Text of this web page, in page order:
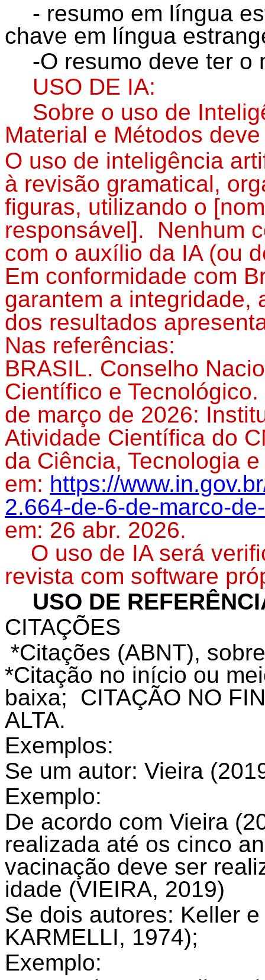
- resumo em língua
chave em língua
-O resumo deve ter o
USO DE IA:
Sobre o uso de
Material e Métodos
O uso de inteligência
à revisão gramatical,
figuras, utilizando o
responsável]. Nenhum
com o auxílio da IA (ou
Em conformidade com
garantem a integridade,
dos resultados
Nas referências:
BRASIL. Conselho
Científico e
de março de 2026:
Atividade Científica do
da Ciência, Tecnologia
em: https://
2.664-de-6-de-marco-
em: 26 abr. 2026.
O uso de IA será
revista com software
USO DE
CITAÇÕES
*Citações (ABNT),
*Citação no início ou
baixa; CITAÇÃO NO
ALTA.
Exemplos:
Se um autor: Vieira
Exemplo:
De acordo com Vieira
realizada até os cinco
vacinação deve ser
idade (VIEIRA, 2019)
Se dois autores: Keller
KARMELLI, 1974);
Exemplo: